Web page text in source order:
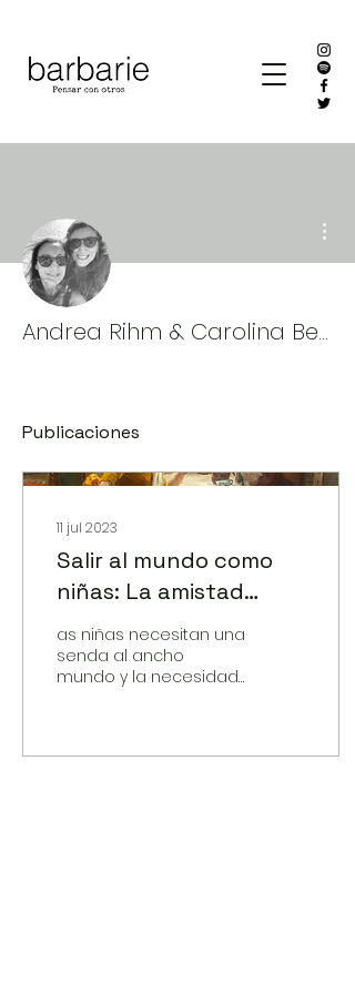
Andrea Rihm & Carolina Besoain
Publicaciones
11 jul 2023
Salir al mundo como
niñas: La amistad
como lazo libidinal y
político
as niñas necesitan una
senda al ancho
mundo y la necesidad